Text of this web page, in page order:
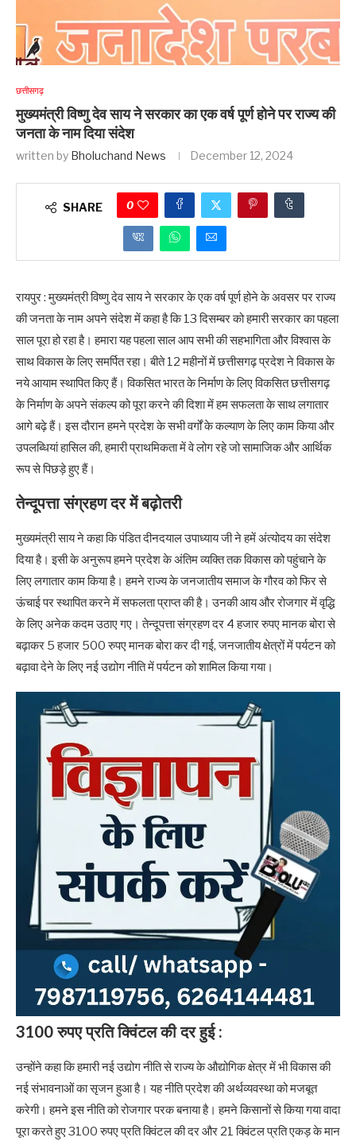
छत्तीसगढ़
मुख्यमंत्री विष्णु देव साय ने सरकार का एक वर्ष पूर्ण होने पर राज्य की
जनता के नाम दिया संदेश
written by Bholuchand News December 12, 2024
SHARE 0
रायपुर : मुख्यमंत्री विष्णु देव साय ने सरकार के एक वर्ष पूर्ण होने के अवसर पर राज्य
की जनता के नाम अपने संदेश में कहा है कि 13 दिसम्बर को हमारी सरकार का पहला
साल पूरा हो रहा है। हमारा यह पहला साल आप सभी की सहभागिता और विश्वास के
साथ विकास के लिए समर्पित रहा। बीते 12 महीनों में छत्तीसगढ़ प्रदेश ने विकास के
नये आयाम स्थापित किए हैं। विकसित भारत के निर्माण के लिए विकसित छत्तीसगढ़
के निर्माण के अपने संकल्प को पूरा करने की दिशा में हम सफलता के साथ लगातार
आगे बढ़े हैं। इस दौरान हमने प्रदेश के सभी वर्गों के कल्याण के लिए काम किया और
उपलब्धियां हासिल की, हमारी प्राथमिकता में वे लोग रहे जो सामाजिक और आर्थिक
रूप से पिछड़े हुए हैं।
तेन्दूपत्ता संग्रहण दर में बढ़ोतरी
मुख्यमंत्री साय ने कहा कि पंडित दीनदयाल उपाध्याय जी ने हमें अंत्योदय का संदेश
दिया है। इसी के अनुरूप हमने प्रदेश के अंतिम व्यक्ति तक विकास को पहुंचाने के
लिए लगातार काम किया है। हमने राज्य के जनजातीय समाज के गौरव को फिर से
ऊंचाई पर स्थापित करने में सफलता प्राप्त की है। उनकी आय और रोजगार में वृद्धि
के लिए अनेक कदम उठाए गए। तेन्दूपत्ता संग्रहण दर 4 हजार रुपए मानक बोरा से
बढ़ाकर 5 हजार 500 रुपए मानक बोरा कर दी गई, जनजातीय क्षेत्रों में पर्यटन को
बढ़ावा देने के लिए नई उद्योग नीति में पर्यटन को शामिल किया गया।
3100 रुपए प्रति क्विंटल की दर हुई :
उन्होंने कहा कि हमारी नई उद्योग नीति से राज्य के औद्योगिक क्षेत्र में भी विकास की
नई संभावनाओं का सृजन हुआ है। यह नीति प्रदेश की अर्थव्यवस्था को मजबूत
करेगी। हमने इस नीति को रोजगार परक बनाया है। हमने किसानों से किया गया वादा
पूरा करते हुए 3100 रुपए प्रति क्विंटल की दर और 21 क्विंटल प्रति एकड़ के मान